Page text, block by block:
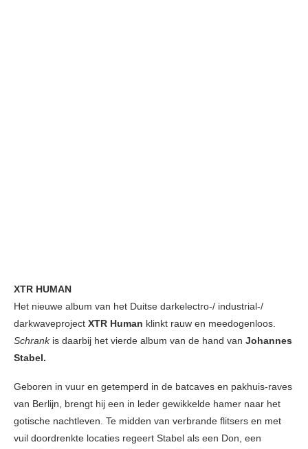
XTR HUMAN
Het nieuwe album van het Duitse darkelectro-/ industrial-/
darkwaveproject XTR Human klinkt rauw en meedogenloos.
Schrank is daarbij het vierde album van de hand van Johannes
Stabel.
Geboren in vuur en getemperd in de batcaves en pakhuis-raves
van Berlijn, brengt hij een in leder gewikkelde hamer naar het
gotische nachtleven. Te midden van verbrande flitsers en met
vuil doordrenkte locaties regeert Stabel als een Don, een